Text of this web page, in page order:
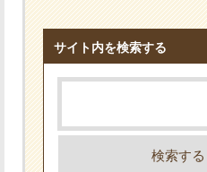
サイト内を検索する